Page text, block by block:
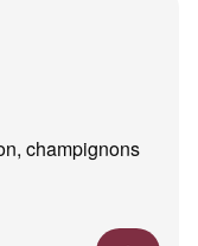
champignons